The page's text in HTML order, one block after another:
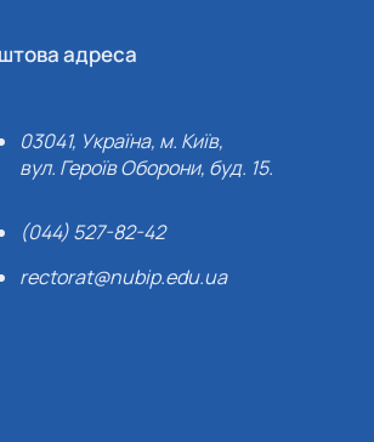
адреса
03041, Україна, м. Київ,
вул. Героїв Оборони, буд. 15.
(044) 527-82-42
rectorat@nubip.edu.ua